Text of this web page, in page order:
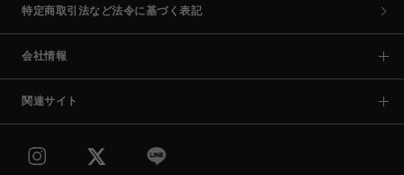
特定商取引法など法令に基づく表記
会社情報
関連サイト